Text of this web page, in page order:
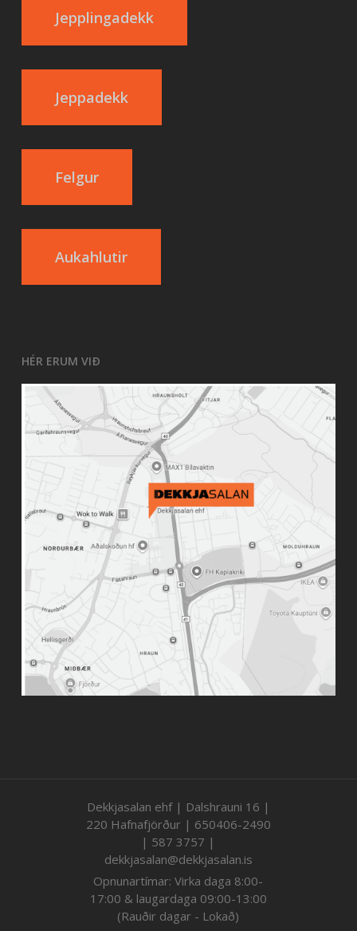
Jepplingadekk
Jeppadekk
Felgur
Aukahlutir
HÉR ERUM VIÐ
Dekkjasalan ehf | Dalshrauni 16 |
220 Hafnafjörður | 650406-2490
| 587 3757 |
dekkjasalan@dekkjasalan.is
Opnunartímar: Virka daga 8:00-
17:00 & laugardaga 09:00-13:00
(Rauðir dagar - Lokað)